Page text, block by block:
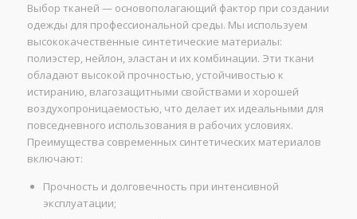
Выбор тканей — основополагающий фактор при создании
одежды для профессиональной среды. Мы используем
высококачественные синтетические материалы:
полиэстер, нейлон, эластан и их комбинации. Эти ткани
обладают высокой прочностью, устойчивостью к
истиранию, влагозащитными свойствами и хорошей
воздухопроницаемостью, что делает их идеальными для
повседневного использования в рабочих условиях.
Преимущества современных синтетических материалов
включают:
Прочность и долговечность при интенсивной
эксплуатации;